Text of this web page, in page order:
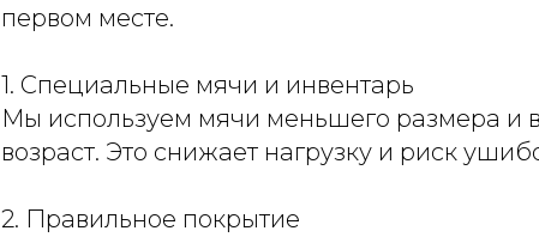
первом месте.
1. Специальные мячи и инвентарь
Мы используем мячи меньшего размера и
возраст. Это снижает нагрузку и риск
2. Правильное покрытие